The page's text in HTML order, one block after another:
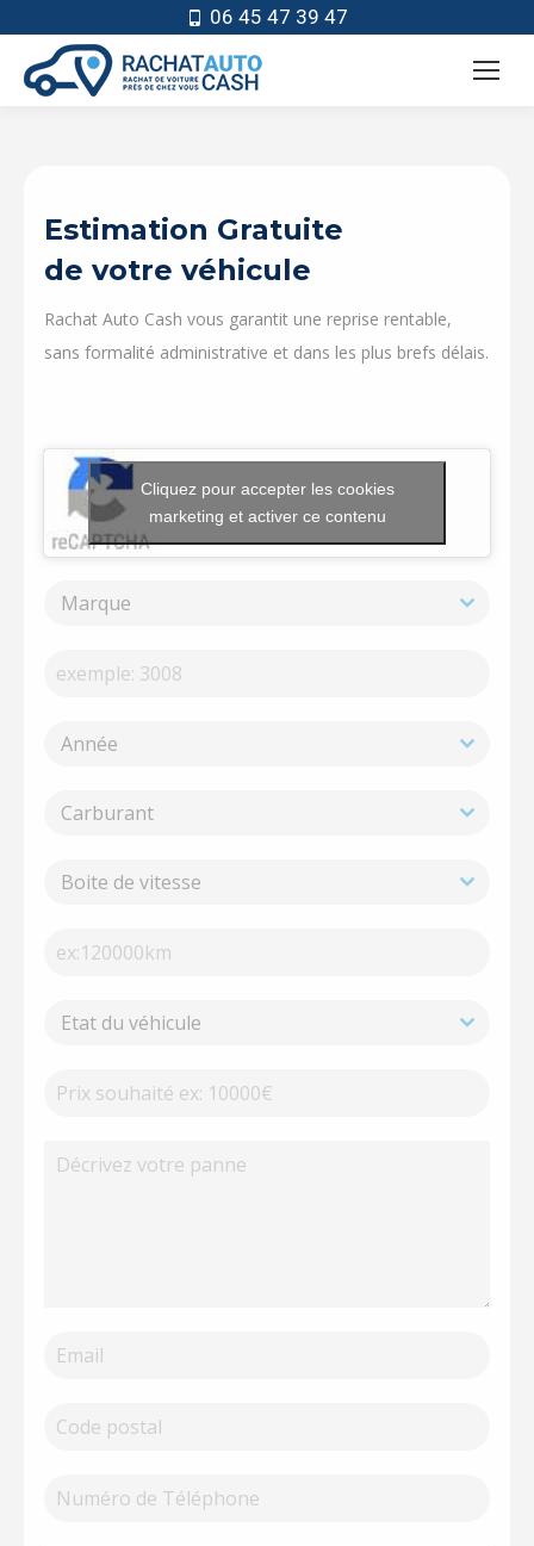
06 45 47 39 47
Estimation Gratuite
de votre véhicule
Rachat Auto Cash vous garantit une reprise rentable,
sans formalité administrative et dans les plus brefs délais.
Cliquez pour accepter les cookies
marketing et activer ce contenu
Marque
Année
Carburant
Boite de vitesse
Etat du véhicule